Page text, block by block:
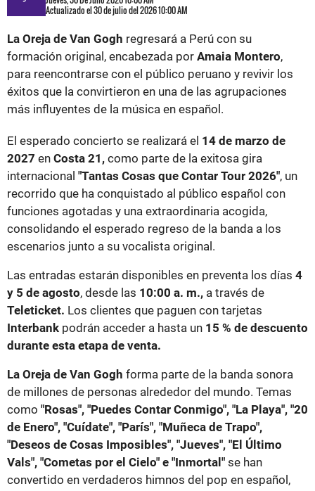
Actualizado el 30 de julio del 2026 10:00 AM
La Oreja de Van Gogh regresará a Perú con su
formación original, encabezada por Amaia Montero,
para reencontrarse con el público peruano y revivir los
éxitos que la convirtieron en una de las agrupaciones
más influyentes de la música en español.
El esperado concierto se realizará el 14 de marzo de
2027 en Costa 21, como parte de la exitosa gira
internacional "Tantas Cosas que Contar Tour 2026", un
recorrido que ha conquistado al público español con
funciones agotadas y una extraordinaria acogida,
consolidando el esperado regreso de la banda a los
escenarios junto a su vocalista original.
Las entradas estarán disponibles en preventa los días 4
y 5 de agosto, desde las 10:00 a. m., a través de
Teleticket. Los clientes que paguen con tarjetas
Interbank podrán acceder a hasta un 15 % de descuento
durante esta etapa de venta.
La Oreja de Van Gogh forma parte de la banda sonora
de millones de personas alrededor del mundo. Temas
como "Rosas", "Puedes Contar Conmigo", "La Playa", "20
de Enero", "Cuídate", "París", "Muñeca de Trapo",
"Deseos de Cosas Imposibles", "Jueves", "El Último
Vals", "Cometas por el Cielo" e "Inmortal" se han
convertido en verdaderos himnos del pop en español,